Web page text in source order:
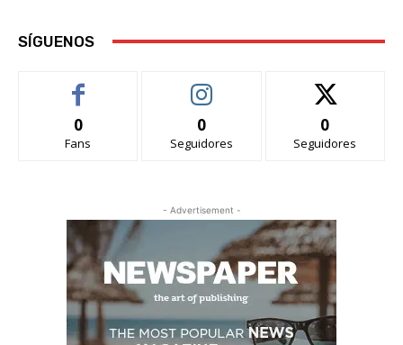
SÍGUENOS
0
Fans
0
Seguidores
0
Seguidores
- Advertisement -